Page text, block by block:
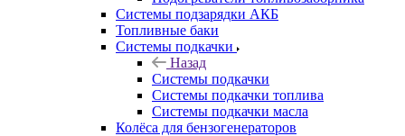
Системы подзарядки АКБ
Топливные баки
Системы подкачки
Назад
Системы подкачки
Системы подкачки топлива
Системы подкачки масла
Колёса для бензогенераторов